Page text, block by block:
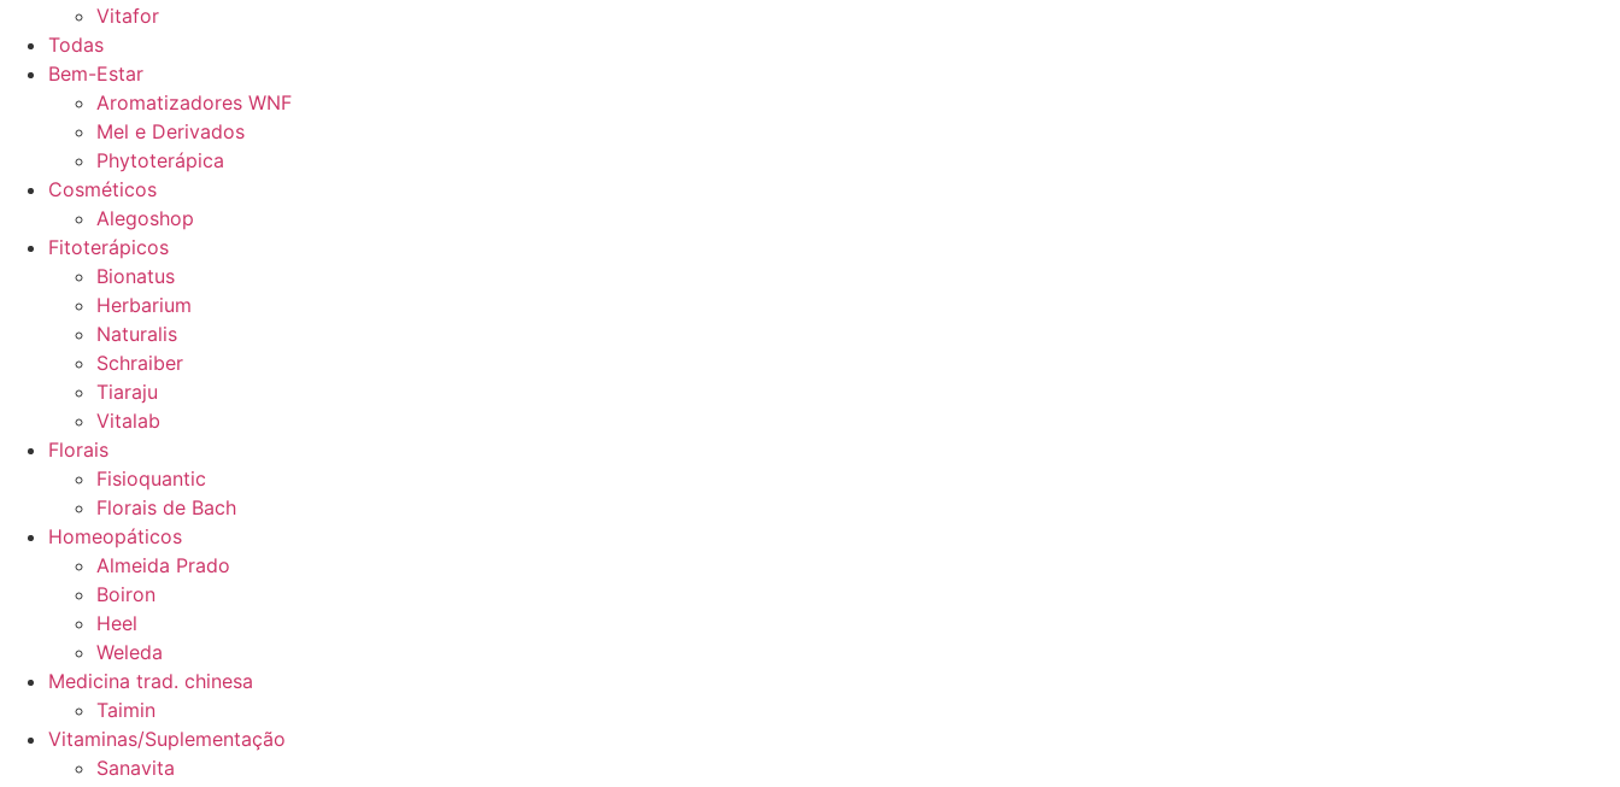
Vitafor
Todas
Bem-Estar
Aromatizadores WNF
Mel e Derivados
Phytoterápica
Cosméticos
Alegoshop
Fitoterápicos
Bionatus
Herbarium
Naturalis
Schraiber
Tiaraju
Vitalab
Florais
Fisioquantic
Florais de Bach
Homeopáticos
Almeida Prado
Boiron
Heel
Weleda
Medicina trad. chinesa
Taimin
Vitaminas/Suplementação
Sanavita